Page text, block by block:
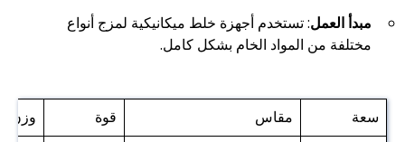
مبدأ العمل: تستخدم أجهزة خلط ميكانيكية لمزج أنواع
مختلفة من المواد الخام بشكل كامل.
سعة مقاس قوة
وزن